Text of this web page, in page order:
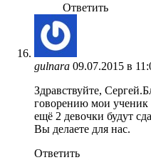
Ответить
gulnara 09.07.2015 в
Здравствуйте,
говорению мои ученик
ещё 2 девочки будут
Вы делаете для нас.
Ответить